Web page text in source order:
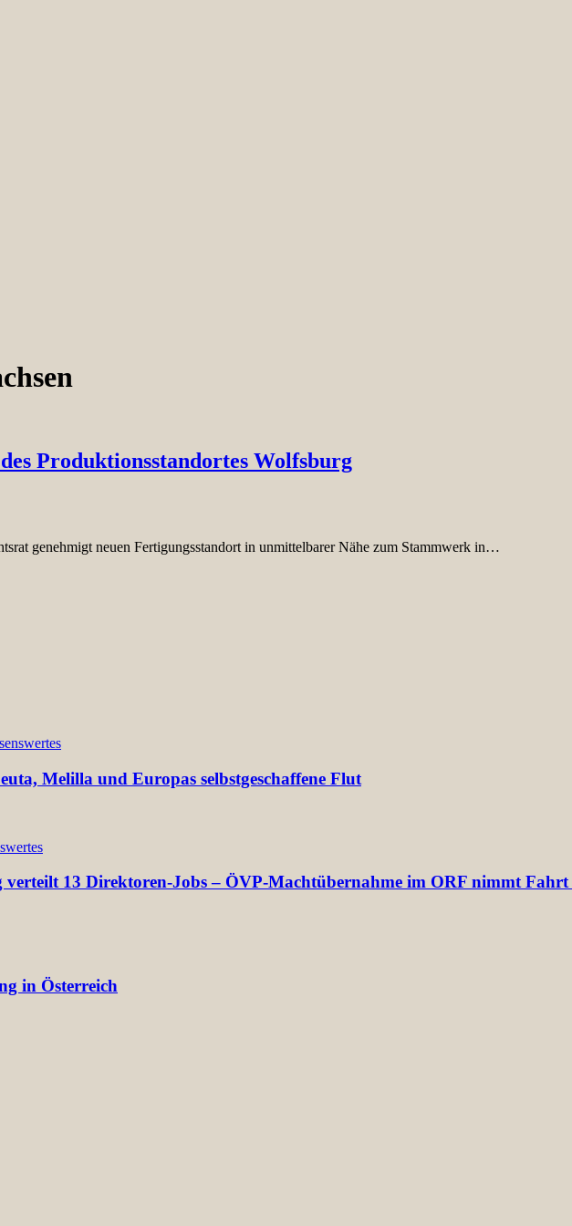
Produktionsstandortes Wolfsburg
genehmigt neuen Fertigungsstandort in unmittelbarer Nähe zum Stammwerk in…
Melilla und Europas selbstgeschaffene Flut
verteilt 13 Direktoren-Jobs – ÖVP-Machtübernahme im ORF nimmt
in Österreich